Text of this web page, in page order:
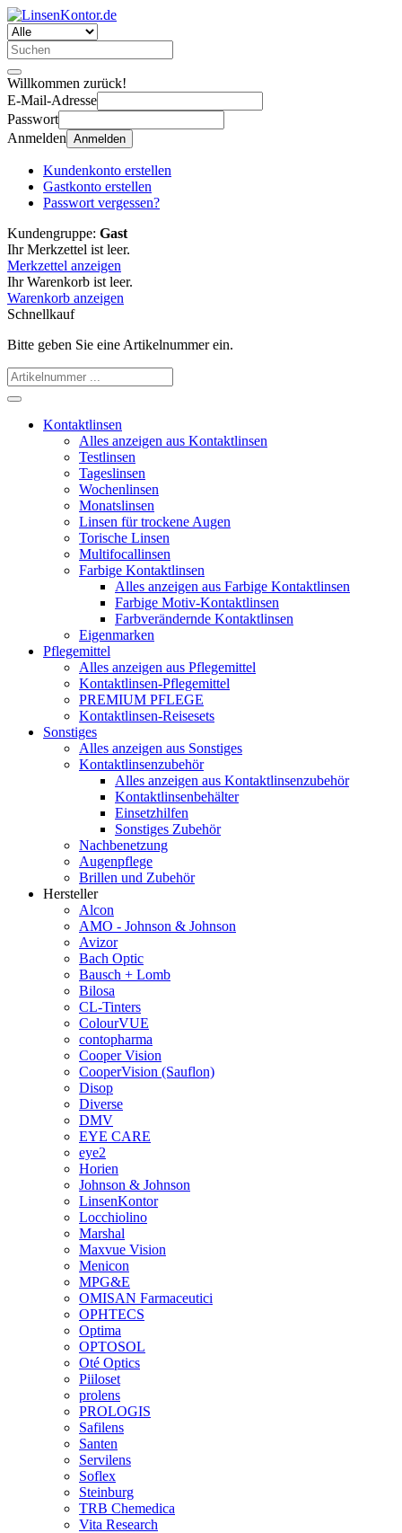
Willkommen zurück!
E-Mail-Adresse
Passwort
Anmelden Anmelden
Kundenkonto erstellen
Gastkonto erstellen
Passwort vergessen?
Kundengruppe: Gast
Ihr Merkzettel ist leer.
Merkzettel anzeigen
Ihr Warenkorb ist leer.
Warenkorb anzeigen
Schnellkauf
Bitte geben Sie eine Artikelnummer ein.
Kontaktlinsen
Alles anzeigen aus Kontaktlinsen
Testlinsen
Tageslinsen
Wochenlinsen
Monatslinsen
Linsen für trockene Augen
Torische Linsen
Multifocallinsen
Farbige Kontaktlinsen
Alles anzeigen aus Farbige Kontaktlinsen
Farbige Motiv-Kontaktlinsen
Farbverändernde Kontaktlinsen
Eigenmarken
Pflegemittel
Alles anzeigen aus Pflegemittel
Kontaktlinsen-Pflegemittel
PREMIUM PFLEGE
Kontaktlinsen-Reisesets
Sonstiges
Alles anzeigen aus Sonstiges
Kontaktlinsenzubehör
Alles anzeigen aus Kontaktlinsenzubehör
Kontaktlinsenbehälter
Einsetzhilfen
Sonstiges Zubehör
Nachbenetzung
Augenpflege
Brillen und Zubehör
Hersteller
Alcon
AMO - Johnson & Johnson
Avizor
Bach Optic
Bausch + Lomb
Bilosa
CL-Tinters
ColourVUE
contopharma
Cooper Vision
CooperVision (Sauflon)
Disop
Diverse
DMV
EYE CARE
eye2
Horien
Johnson & Johnson
LinsenKontor
Locchiolino
Marshal
Maxvue Vision
Menicon
MPG&E
OMISAN Farmaceutici
OPHTECS
Optima
OPTOSOL
Oté Optics
Piiloset
prolens
PROLOGIS
Safilens
Santen
Servilens
Soflex
Steinburg
TRB Chemedica
Vita Research